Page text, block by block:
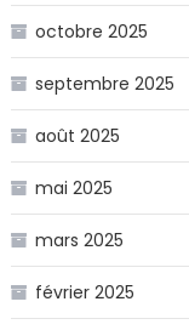
octobre 2025
septembre 2025
août 2025
mai 2025
mars 2025
février 2025